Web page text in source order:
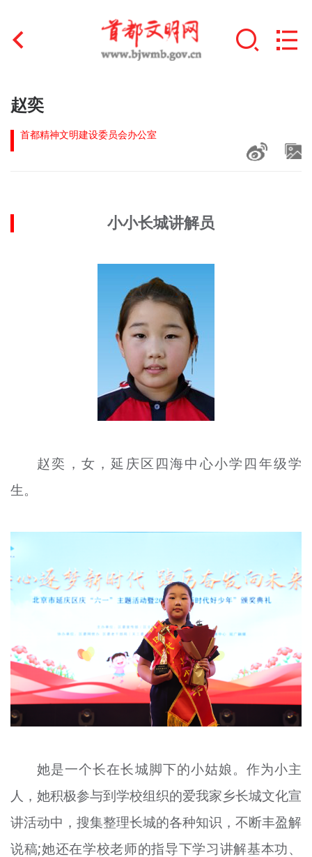
首页
文明创建
未成年人思想道德建设
北京宣传文化引导基金
宣传思想文化人才
资料库
+
赵奕
首都精神文明建设委员会办公室
小小长城讲解员
赵奕 ，女，延庆区四海中心小学四年级学
生。
她是一个长在长城脚下的小姑娘。作为小主
人，她积极参与到学校组织的爱我家乡长城文化宣
讲活动中，搜集整理长城的各种知识，不断丰盈解
说稿;她还在学校老师的指导下学习讲解基本功、